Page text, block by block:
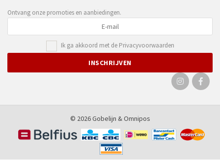
Ontvang onze promoties en aanbiedingen.
Ik ga akkoord met de Privacyvoorwaarden
© 2026 Gobelijn &Omnipos